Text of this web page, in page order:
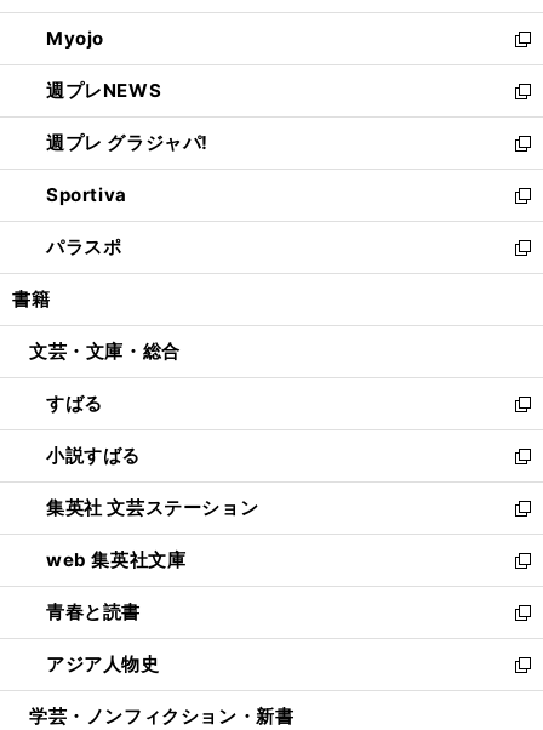
開
く
ウ
で
開
く
ン
ド
ウ
で
開
く
ウ
ィ
ン
ド
ウ
で
開
く
Myojo
新
し
い
ウ
ィ
ン
ド
ウ
で
開
週プレNEWS
新
し
い
ウ
ィ
ン
ド
ウ
開
週プレ グラジャパ!
新
し
い
ウ
ィ
ン
ウ
開
く
Sportiva
新
し
い
ウ
ン
ウ
で
開
く
パラスポ
新
し
ウ
ン
ド
ウ
で
開
く
書籍
文芸・文庫・総合
すばる
新
し
い
ウ
ィ
ン
ド
ウ
で
開
く
小説すばる
新
し
い
ウ
ィ
ン
ド
ウ
で
開
集英社 文芸ステーション
新
し
い
ウ
ィ
ン
ド
ウ
web 集英社文庫
新
し
い
ウ
ィ
ン
青春と読書
新
し
い
ウ
アジア人物史
新
し
学芸・ノンフィクション・新書